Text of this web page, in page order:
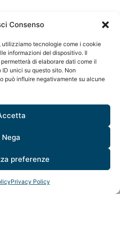
Consenso
utilizziamo tecnologie come i cookie
informazioni del dispositivo. Il
di elaborare dati come il
unici su questo sito. Non
può influire negativamente su alcune
Nega
preferenze
Privacy Policy
Milano
All Rights Reserved.